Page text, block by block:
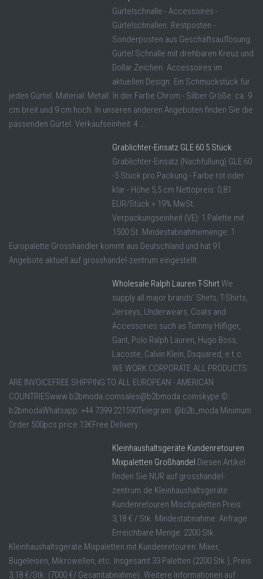
Gürtelschnalle - Accessoires -
Gürtelschnallen. Restposten -
Sonderposten aus Geschäftsauflösung.
Gürtel Schnalle mit drehbaren Kreuz und
Dollar Zeichen. Accessoires im
aktuellen Design. Ein Schmuckstück für
jeden Gürtel. Material: Metall. In der Farbe Chrom - Silber Größe: ca. 9
cm breit und 9 cm hoch. In unseren anderen Angeboten finden Sie die
passenden Gürtel. Verkaufseinheit: 4 ...
Grablichter-Einsatz GLE 60 5 Stück
Grablichter-Einsatz (Nachfüllung) GLE 60
-5 Stück pro Packung - Farbe rot oder
klar - Höhe 5,5 cm Nettopreis: 0,81
EUR/Stück + 19% MwSt.
Verpackungseinheit (VE): 1 Palette mit
1500 St. Mindestabnahmemenge: 1
Europalette Grosshändler kommt aus Deutschland und hat 91
Angebote aktuell auf grosshandel-zentrum eingestellt.
Wholesale Ralph Lauren T-ShirtWe
supply all major brands’ Shirts, T-Shirts,
Jerseys, Underwears, Coats and
Accessories such as Tommy Hilfiger,
Gant, Polo Ralph Lauren, Hugo Boss,
Lacoste, Calvin Klein, Dsquared, e.t.c.
WE WORK CORPORATE.ALL PRODUCTS
ARE INVOICEFREE SHIPPING TO ALL EUROPEAN - AMERICAN
COUNTRIESwww.b2bmoda.comsales@b2bmoda.comskype ID:
b2bmodaWhatsapp: +44 7399 221590Telegram: @b2b_moda Minimum
Order 500pcs price 13€Free Delivery
Kleinhaushaltsgeräte Kundenretouren
Mixpaletten Großhandel Diesen Artikel
finden Sie NUR auf grosshandel-
zentrum.de Kleinhaushaltsgeräte
Kundenretouren Mischpaletten Preis:
3,18 € / Stk. Mindestabnahme: Anfrage
Erreichbare Menge: 2200 Stk.
Kleinhaushaltsgeräte Mixpaletten mit Kundenretouren: Mixer,
Bügeleisen, Mikrowellen, etc. Insgesamt 33 Paletten (2200 Stk.), Preis
3,18 €/Stk. (7000 €/ Gesamtabnahme). Weitere Informationen auf